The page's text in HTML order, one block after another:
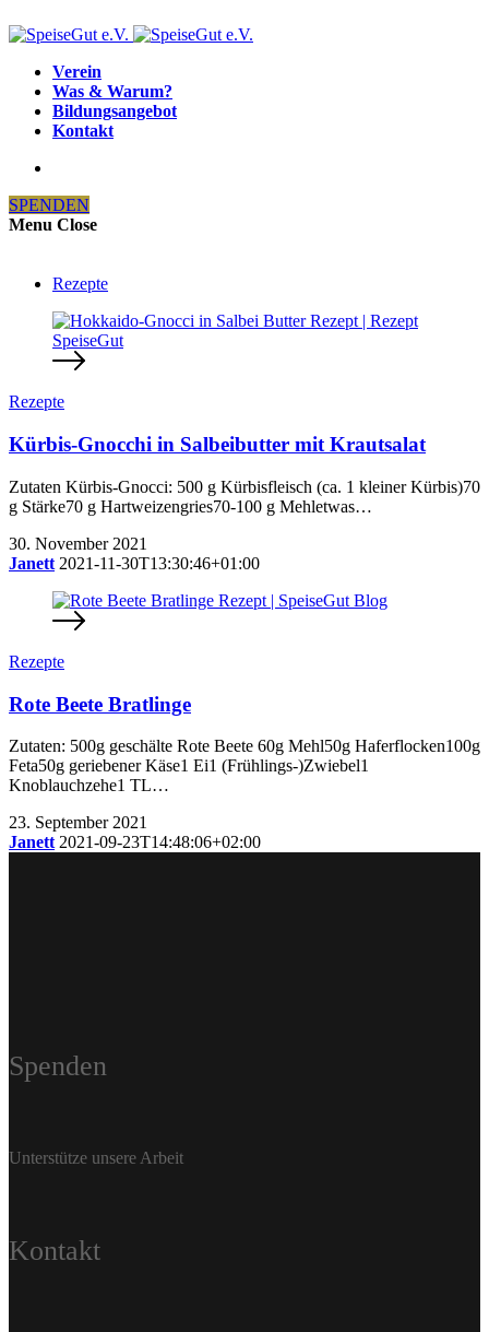
Verein
Was & Warum?
Bildungsangebot
Kontakt
SPENDEN
Menu Close
Rezepte
Rezepte
Kürbis-Gnocchi in Salbeibutter mit Krautsalat
Zutaten Kürbis-Gnocci: 500 g Kürbisfleisch (ca. 1 kleiner Kürbis)70
g Stärke70 g Hartweizengries70-100 g Mehletwas…
30. November 2021
Janett 2021-11-30T13:30:46+01:00
Rezepte
Rote Beete Bratlinge
Zutaten: 500g geschälte Rote Beete 60g Mehl50g Haferflocken100g
Feta50g geriebener Käse1 Ei1 (Frühlings-)Zwiebel1
Knoblauchzehe1 TL…
23. September 2021
Janett 2021-09-23T14:48:06+02:00
Spenden
Unterstütze unsere Arbeit
Kontakt